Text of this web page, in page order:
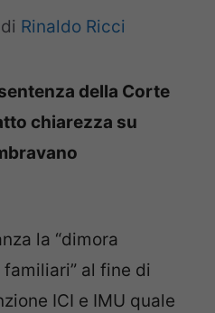
di Rinaldo Ricci
della Corte
chiarezza su
la “dimora
al fine di
ICI e IMU quale